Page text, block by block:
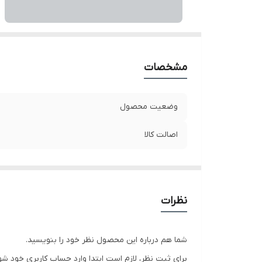
مشخصات
وضعیت محصول
اصالت کالا
نظرات
شما هم درباره این محصول نظر خود را بنویسید.
برای ثبت نظر، لازم است ابتدا وارد حساب کاربری خود